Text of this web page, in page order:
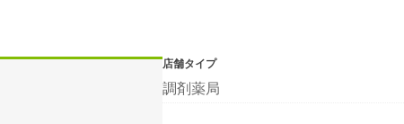
店舗タイプ
調剤薬局